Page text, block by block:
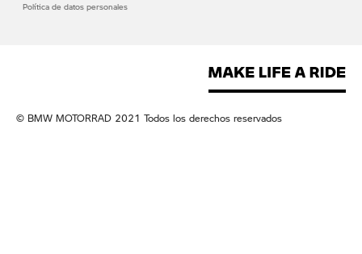
Política de datos personales
© BMW MOTORRAD 2021 Todos los derechos reservados